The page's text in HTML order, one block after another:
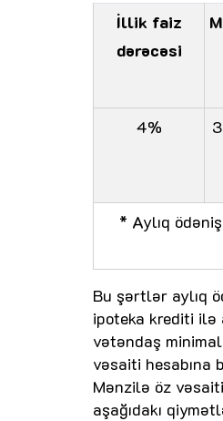
İllik faiz
dərəcəsi
4%
* Aylıq
Bu şərtlər aylıq
ipoteka krediti ilə
vətəndaş
vəsaiti hesabına
Mənzilə öz
aşağıdakı